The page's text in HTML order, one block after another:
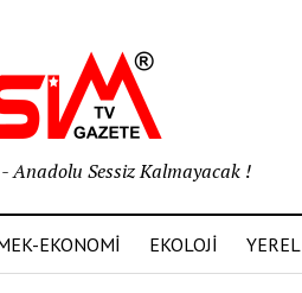
- Anadolu Sessiz Kalmayacak !
EKONOMİ EKOLOJİ YEREL